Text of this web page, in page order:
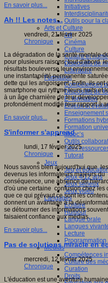
Initiatives
Outils pour la
Arts et Culture
Art
Cinéma
Culture
Culture et
Dispositifs de
Littérature
Formation
Compétences
Dispositifs de
E- formation
Enjeux et
Enseignement
Formations
Formation
Mooc’s
Outils
Sites
Tutorat
Jeux
Jeu et
Jeux 4/12 ans
Jeux sérieux
Jeux vidéo
Langages
Ecriture
Humour
Langue orale
Langues
Lecture
Programmation
Médias
Compétences
Culture des
Curation
Droits
En savoir plus...
Ah !! Les notes...
vendredi, 21 février 2025
Chronique
La dégradation de la santé mentale
pour plusieurs raisons; tout d'abord
résultats bouleverse leur
une instantanéité permanente
dette qui les angoissent. Enfin, ils
smartphone qui rythme leurs nuits et
à un âge charnière de leur
profondément modifié leur rapport à
En savoir plus...
S'informer s'apprend
lundi, 17 février 2025
Chronique
Nous savons bien aujourd'hui que
devenus les informateurs majeurs
conséquence, une absence de
d'où une certaine confusion chez les
que ce qui prévaut ce sont les
donnent un avantage à la
se détourner des informations
faisaient confiance aux médias.
En savoir plus...
Pas de solutions miracle en
mercredi, 12 février 2025
Chronique
L'éducation est une aventure